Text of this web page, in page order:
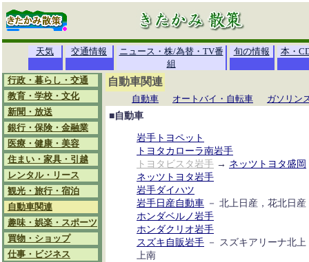
天気 交通情報
ニュース・株/為替・TV番
組
旬の情報 本・
行政・暮らし・交通
教育・学校・文化
新聞・放送
銀行・保険・金融業
医療・健康・美容
住まい・家具・引越
レンタル・リース
観光・旅行・宿泊
自動車関連
趣味・娯楽・スポーツ
買物・ショップ
仕事・ビジネス
自動車関連
自動車 オートバイ・自転車 ガソリン
■自動車
岩手トヨペット
トヨタカローラ南岩手
トヨタビスタ岩手 → ネッツトヨタ盛岡
ネッツトヨタ岩手
岩手ダイハツ
岩手日産自動車 － 北上日産，花北日産
ホンダベルノ岩手
ホンダクリオ岩手
スズキ自販岩手 － スズキアリーナ北
上南